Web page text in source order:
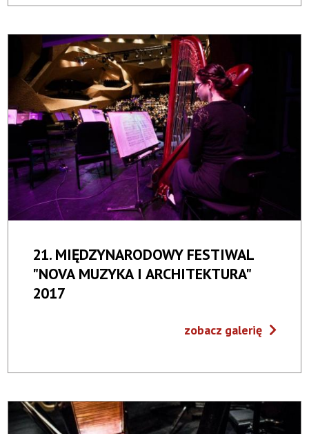
21. MIĘDZYNARODOWY FESTIWAL
"NOVA MUZYKA I ARCHITEKTURA"
2017
zobacz galerię